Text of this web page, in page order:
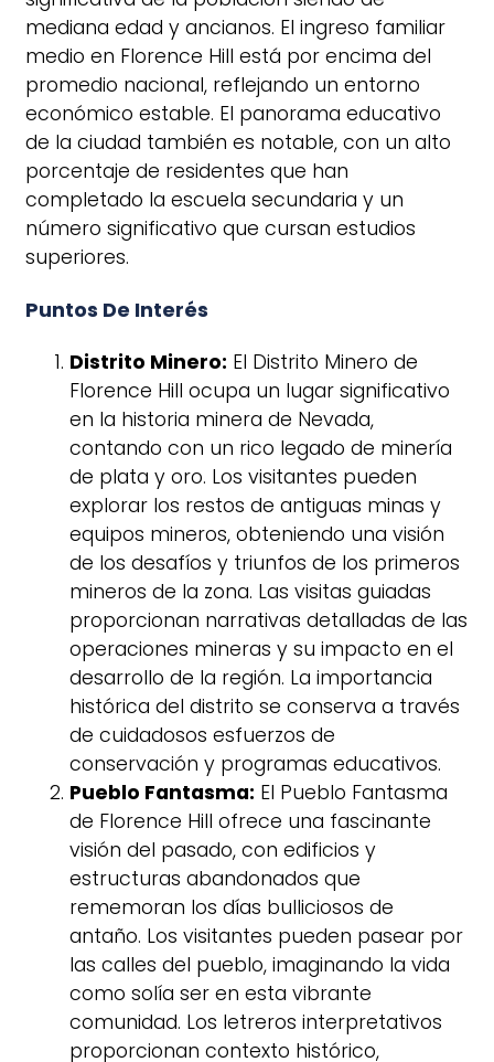
mediana edad y ancianos. El ingreso familiar
medio en Florence Hill está por encima del
promedio nacional, reflejando un entorno
económico estable. El panorama educativo
de la ciudad también es notable, con un alto
porcentaje de residentes que han
completado la escuela secundaria y un
número significativo que cursan estudios
superiores.
Puntos De Interés
Distrito Minero: El Distrito Minero de
Florence Hill ocupa un lugar significativo
en la historia minera de Nevada,
contando con un rico legado de minería
de plata y oro. Los visitantes pueden
explorar los restos de antiguas minas y
equipos mineros, obteniendo una visión
de los desafíos y triunfos de los primeros
mineros de la zona. Las visitas guiadas
proporcionan narrativas detalladas de las
operaciones mineras y su impacto en el
desarrollo de la región. La importancia
histórica del distrito se conserva a través
de cuidadosos esfuerzos de
conservación y programas educativos.
Pueblo Fantasma: El Pueblo Fantasma
de Florence Hill ofrece una fascinante
visión del pasado, con edificios y
estructuras abandonados que
rememoran los días bulliciosos de
antaño. Los visitantes pueden pasear por
las calles del pueblo, imaginando la vida
como solía ser en esta vibrante
comunidad. Los letreros interpretativos
proporcionan contexto histórico,